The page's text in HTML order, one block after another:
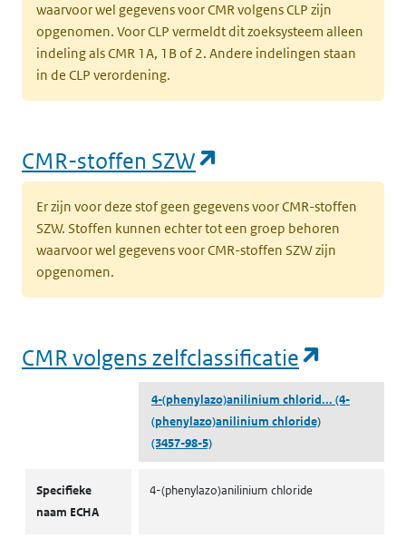
waarvoor wel gegevens voor CMR volgens CLP zijn
opgenomen. Voor CLP vermeldt dit zoeksysteem alleen
indeling als CMR 1A, 1B of 2. Andere indelingen staan
in de CLP verordening.
CMR-stoffen SZW
Er zijn voor deze stof geen gegevens voor CMR-stoffen
SZW. Stoffen kunnen echter tot een groep behoren
waarvoor wel gegevens voor CMR-stoffen SZW zijn
opgenomen.
CMR volgens zelfclassificatie
4-(phenylazo)anilinium chlorid... (4-
(phenylazo)anilinium chloride)
(3457-98-5)
Specifieke
naam ECHA
4-(phenylazo)anilinium chloride